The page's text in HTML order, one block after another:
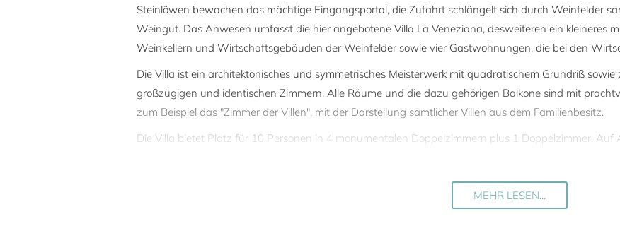
Steinlöwen bewachen das mächtige Eingangsportal, die Zufahrt schlängelt sich durch Weinfelder
Weingut. Das Anwesen umfasst die hier angebotene Villa La Veneziana, desweiteren ein kleineres
Weinkellern und Wirtschaftsgebäuden der Weinfelder sowie vier Gastwohnungen, die bei den
Die Villa ist ein architektonisches und symmetrisches Meisterwerk mit quadratischem Grundriß
großzügigen und identischen Zimmern. Alle Räume und die dazu gehörigen Balkone sind mit
zum Beispiel das "Zimmer der Villen", mit der Darstellung sämtlicher Villen aus dem Familienbesitz.
Die Villa bietet Platz für 10 Personen in 4 monumentalen Doppelzimmern plus 1 Doppelzimmer.
An die Villa grenzt an einen 27-Loch Golfplatz an mit einem zum Golfclub gehörendem
Restaurant hat einen hervorragenden Ruf und ist eine Dépendance des Restaurants Le Calandre,
MEHR LESEN...